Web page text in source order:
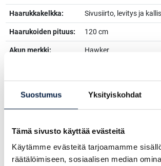
Suostumus Yksityiskohdat
Tämä sivusto käyttää evästeitä
Käytämme evästeitä tarjoamamme
räätälöimiseen, sosiaalisen median
Haarukkakelkka: Sivusiirto, levitys ja
Haarukoiden pituus: 120 cm
Akun merkki: Hawker
Latausjännite: 48 v
Lisävarusteet:
Varaaja